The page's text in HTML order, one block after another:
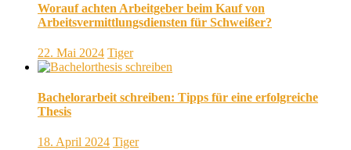
Worauf achten Arbeitgeber beim Kauf von
Arbeitsvermittlungsdiensten für Schweißer?
22. Mai 2024 Tiger
Bachelorarbeit schreiben: Tipps für eine erfolgreiche
Thesis
18. April 2024 Tiger